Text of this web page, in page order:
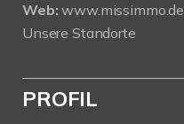
Web: www.missimmo.de
Unsere Standorte
PROFIL